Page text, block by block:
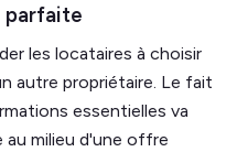
parfaite
les locataires à choisir
autre propriétaire. Le fait
essentielles va
au milieu d'une offre